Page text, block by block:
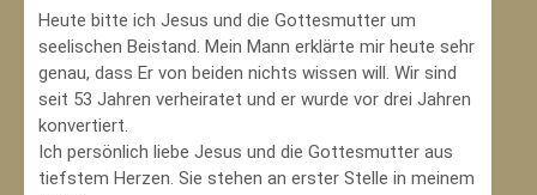
Heute bitte ich Jesus und die Gottesmutter um
seelischen Beistand. Mein Mann erklärte mir heute sehr
genau, dass Er von beiden nichts wissen will. Wir sind
seit 53 Jahren verheiratet und er wurde vor drei Jahren
konvertiert.
Ich persönlich liebe Jesus und die Gottesmutter aus
tiefstem Herzen. Sie stehen an erster Stelle in meinem